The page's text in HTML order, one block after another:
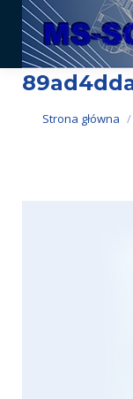
Jesteś tutaj:
Strona główna